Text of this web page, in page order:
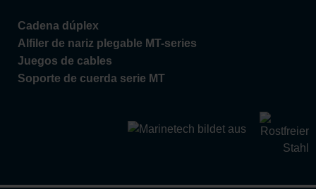
Cadena dúplex
Alfiler de nariz plegable MT-series
Juegos de cables
Soporte de cuerda serie MT